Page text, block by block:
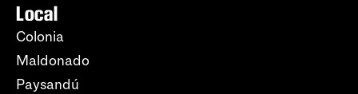
Local
Colonia
Maldonado
Paysandú